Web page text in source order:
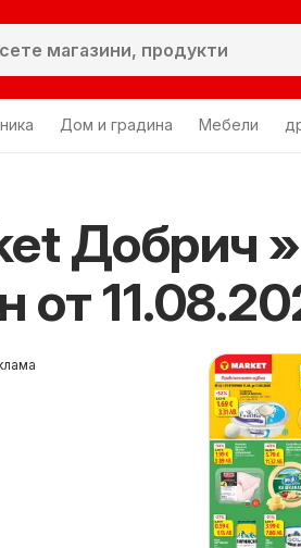
Дом и градина Мебели
Добрич
от